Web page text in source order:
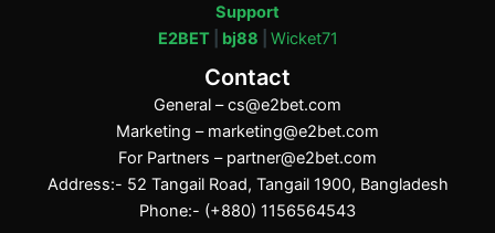
Support
E2BET| bj88 Wicket71
Contact
General –cs@e2bet.com
Marketing – marketing@e2bet.com
For Partners – partner@e2bet.com
Address:- 52 Tangail Road, Tangail 1900, Bangladesh
Phone:- (+880) 1156564543